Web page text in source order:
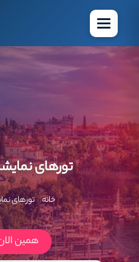
منو
تورهای
خانه تورهای
همین